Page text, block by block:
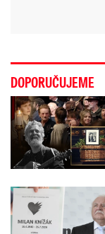
DOPORUČUJEME